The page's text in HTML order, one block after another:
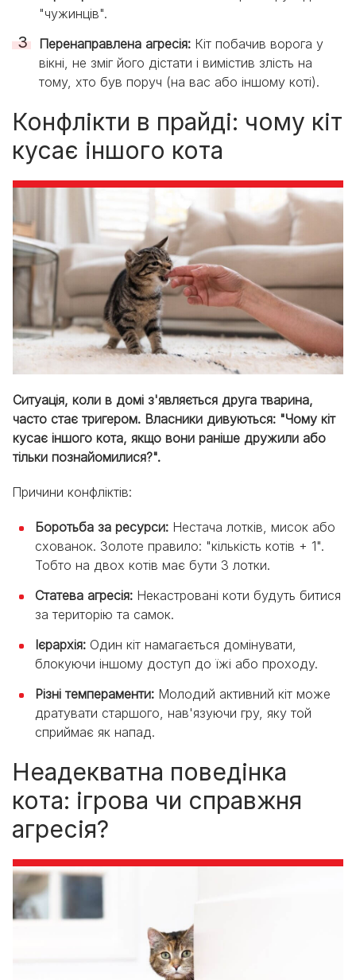
"чужинців".
Перенаправлена агресія: Кіт побачив ворога у
вікні, не зміг його дістати і вимістив злість на
тому, хто був поруч (на вас або іншому коті).
Конфлікти в прайді: чому кіт
кусає іншого кота
Ситуація, коли в домі з'являється друга тварина,
часто стає тригером. Власники дивуються: "Чому кіт
кусає іншого кота, якщо вони раніше дружили або
тільки познайомилися?".
Причини конфліктів:
Боротьба за ресурси: Нестача лотків, мисок або
схованок. Золоте правило: "кількість котів + 1".
Тобто на двох котів має бути 3 лотки.
Статева агресія: Некастровані коти будуть битися
за територію та самок.
Ієрархія: Один кіт намагається домінувати,
блокуючи іншому доступ до їжі або проходу.
Різні темпераменти: Молодий активний кіт може
дратувати старшого, нав'язуючи гру, яку той
сприймає як напад.
Неадекватна поведінка
кота: ігрова чи справжня
агресія?